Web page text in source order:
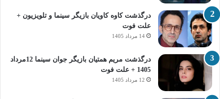
درگذشت کاوه کاویان بازیگر سینما و تلویزیون +
علت فوت
14 مرداد 1405
درگذشت مریم همتیان بازیگر جوان سینما 12مرداد
1405 + علت فوت
12 مرداد 1405